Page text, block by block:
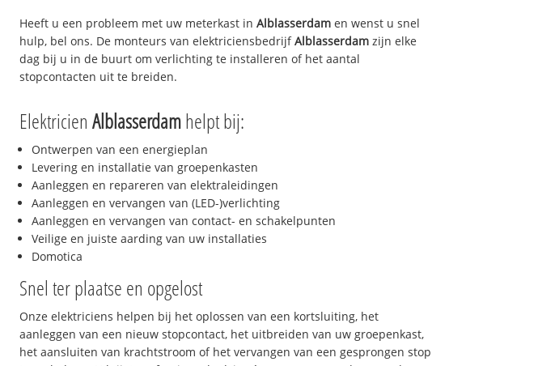
Heeft u een probleem met uw meterkast in Alblasserdam en wenst u snel
hulp, bel ons. De monteurs van elektriciensbedrijfAlblasserdam zijn elke
dag bij u in de buurt om verlichting te installeren of het aantal
stopcontacten uit te breiden.
Elektricien Alblasserdamhelpt bij:
Ontwerpen van een energieplan
Levering en installatie van groepenkasten
Aanleggen en repareren van elektraleidingen
Aanleggen en vervangen van (LED-)verlichting
Aanleggen en vervangen van contact- en schakelpunten
Veilige en juiste aarding van uw installaties
Domotica
Snel ter plaatse en opgelost
Onze elektriciens helpen bij het oplossen van een kortsluiting, het
aanleggen van een nieuw stopcontact, het uitbreiden van uw groepenkast,
het aansluiten van krachtstroom of het vervangen van een gesprongen stop